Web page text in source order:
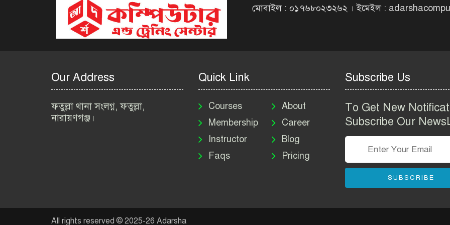
মোবাইল : ০১৭৬৮০২৩২৬২ । ইমেইল :
Our Address
ফতুল্লা থানা সংলগ্ন, ফতুল্লা,
নারায়ণগঞ্জ।
Quick Link
Courses
Membership
Instructor
Faqs
About
Career
Blog
Pricing
Subscribe Us
To Get New
Subscribe Our
SUBSCRIBE
All rights reserved © 2025-26 Adarsha